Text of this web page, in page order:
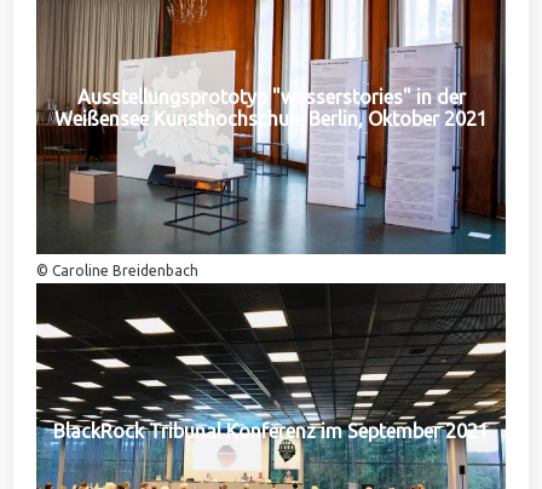
Ausstellungsprototyp "wasserstories" in der
Weißensee Kunsthochschule Berlin, Oktober 2021
© Caroline Breidenbach
BlackRock Tribunal Konferenz im September 2021